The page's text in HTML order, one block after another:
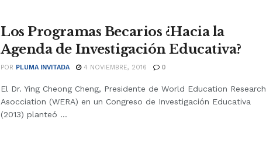
Los Programas Becarios ¿Hacia la
Agenda de Investigación Educativa?
POR PLUMA INVITADA 4 NOVIEMBRE, 2016 0
El Dr. Ying Cheong Cheng, Presidente de World Education Research
Asocciation (WERA) en un Congreso de Investigación Educativa
(2013) planteó ...